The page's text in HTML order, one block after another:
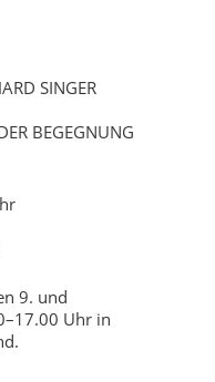
SINGER
BEGEGNUNG
9. und
Uhr in